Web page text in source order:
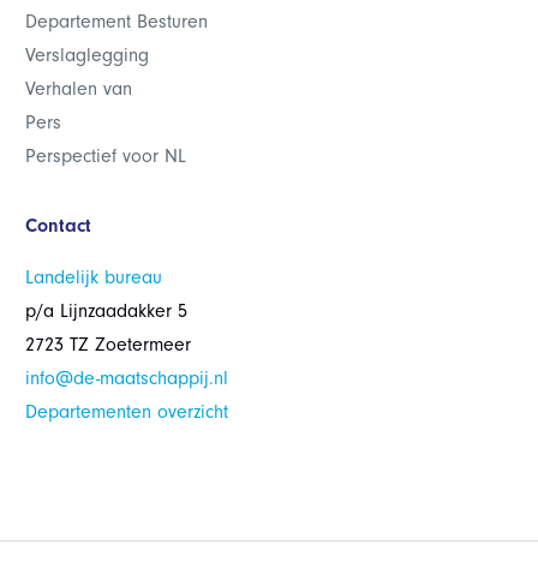
Departement Besturen
Verslaglegging
Verhalen van
Pers
Perspectief voor NL
Contact
Landelijk bureau
p/a Lijnzaadakker 5
2723 TZ Zoetermeer
info@de-maatschappij.nl
Departementen overzicht